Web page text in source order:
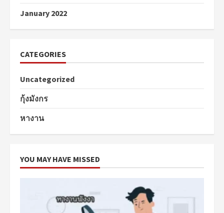
January 2022
CATEGORIES
Uncategorized
กุ้งมังกร
หางาน
YOU MAY HAVE MISSED